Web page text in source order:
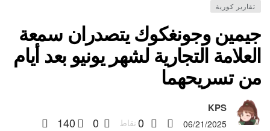
تقارير كورية
جيمين وجونغكوك يتصدران سمعة
العلامة التجارية لشهر يونيو بعد أيام
من تسريحهما
KPS
06/21/2025
0 نقاط 0
140